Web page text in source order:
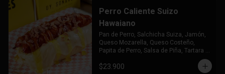
Perro Caliente Suizo
Hawaiano
Pan de Perro, Salchicha Suiza, Jamón,
Queso Mozarella, Queso Costeño,
Papita de Perro, Salsa de Piña, Tartara y
$23.900